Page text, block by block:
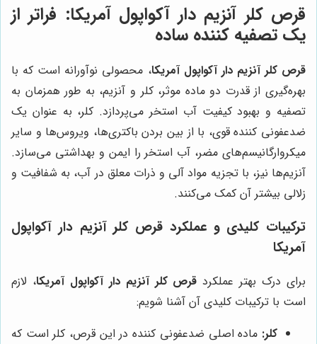
قرص کلر آنزیم دار آکواپول آمریکا: فراتر از
یک تصفیه کننده ساده
قرص کلر آنزیم دار آکواپول آمریکا، محصولی نوآورانه است که با
بهره‌گیری از قدرت دو ماده موثر، کلر و آنزیم، به طور همزمان به
تصفیه و بهبود کیفیت آب استخر می‌پردازد. کلر، به عنوان یک
ضدعفونی کننده قوی، با از بین بردن باکتری‌ها، ویروس‌ها و سایر
میکروارگانیسم‌های مضر، آب استخر را ایمن و بهداشتی می‌سازد.
آنزیم‌ها نیز، با تجزیه مواد آلی و ذرات معلق در آب، به شفافیت و
زلالی بیشتر آن کمک می‌کنند.
ترکیبات کلیدی و عملکرد قرص کلر آنزیم دار آکواپول
آمریکا
برای درک بهتر عملکرد قرص کلر آنزیم دار آکواپول آمریکا، لازم
است با ترکیبات کلیدی آن آشنا شویم:
کلر: ماده اصلی ضدعفونی کننده در این قرص، کلر است که